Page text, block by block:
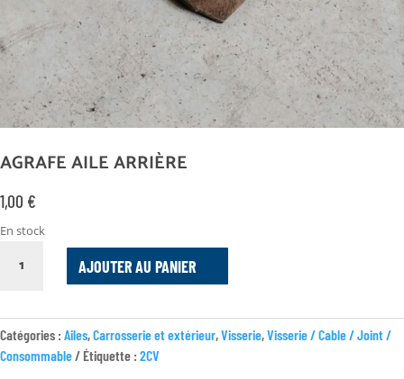
AGRAFE AILE ARRIÈRE
1,00 €
En stock
ARRIÈRE
AJOUTER AU PANIER
Catégories : Ailes,Carrosserie et extérieur,Visserie,Visserie / Cable / Joint /
Consommable
Étiquette : 2CV